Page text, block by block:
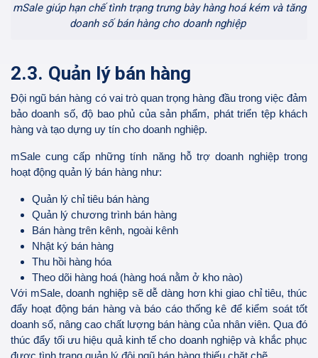
mSale giúp hạn chế tình trạng trưng bày hàng hoá kém và tăng
doanh số bán hàng cho doanh nghiệp
2.3. Quản lý bán hàng
Đội ngũ bán hàng có vai trò quan trọng hàng đầu trong việc đảm
bảo doanh số, độ bao phủ của sản phẩm, phát triển tệp khách
hàng và tạo dựng uy tín cho doanh nghiệp.
mSale cung cấp những tính năng hỗ trợ doanh nghiệp trong
hoạt động quản lý bán hàng như:
Quản lý chỉ tiêu bán hàng
Quản lý chương trình bán hàng
Bán hàng trên kênh, ngoài kênh
Nhật ký bán hàng
Thu hồi hàng hóa
Theo dõi hàng hoá (hàng hoá nằm ở kho nào)
Với mSale, doanh nghiệp sẽ dễ dàng hơn khi giao chỉ tiêu, thúc
đẩy hoạt động bán hàng và báo cáo thống kê để kiểm soát tốt
doanh số, nâng cao chất lượng bán hàng của nhân viên. Qua đó
thúc đẩy tối ưu hiệu quả kinh tế cho doanh nghiệp và khắc phục
được tình trạng quản lý đội ngũ bán hàng thiếu chặt chẽ.